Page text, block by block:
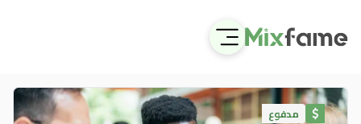
مدفوع